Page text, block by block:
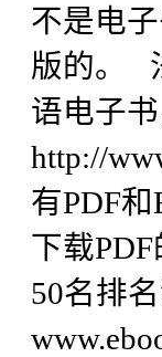
不是电
版的。
语电子
http://
有PDF
下载
50名排